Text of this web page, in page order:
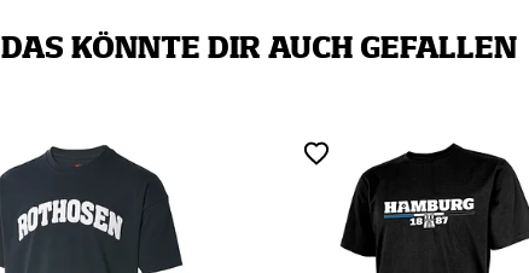
DAS KÖNNTE DIR AUCH GEFALLEN